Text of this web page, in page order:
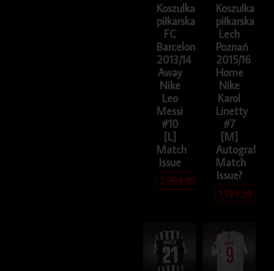
Koszulka
piłkarska
FC
Barcelona
2013/14
Away
Nike
Leo
Messi
#10
[L]
Match
Issue
2,999.99
Koszulka
piłkarska
Lech
Poznań
2015/16
Home
Nike
Karol
Linetty
#7
[M]
Autografy
Match
Issue?
1,199.99zł